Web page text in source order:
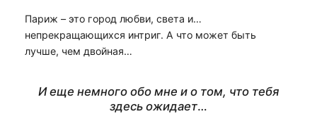
Париж – это город любви, света и…
непрекращающихся интриг. А что может быть
лучше, чем двойная…
И еще немного обо мне и о том, что тебя
здесь ожидает…